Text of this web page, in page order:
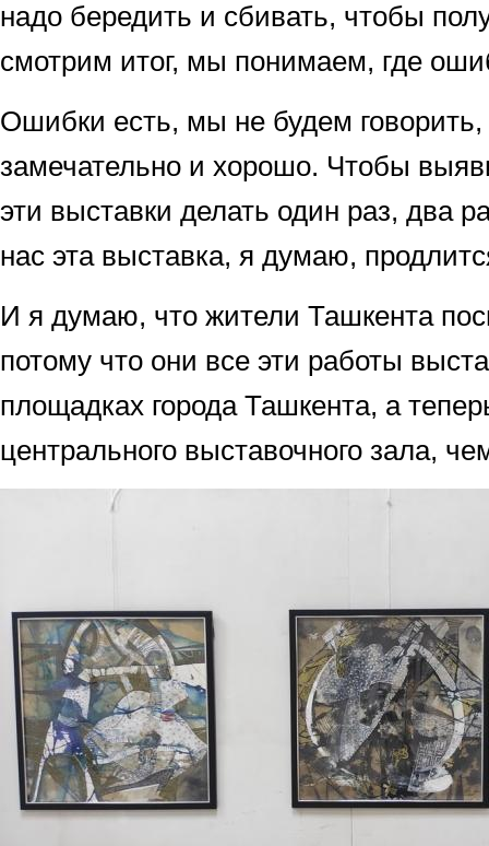
надо бередить и сбивать, чтобы
смотрим итог, мы понимаем, где
Ошибки есть, мы не будем говорить,
замечательно и хорошо. Чтобы
эти выставки делать один раз, два
нас эта выставка, я думаю,
И я думаю, что жители Ташкента
потому что они все эти работы
площадках города Ташкента, а
центрального выставочного зала,